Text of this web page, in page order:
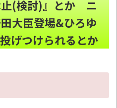
カルディで売っているコ
“一瞬怖い”と話題にｗｗ
生時の手術室の様子が
ぶっ壊れるｗｗｗｗｗ
止(検討)』とか ニ
大臣登場&ひろゆ
げつけられるとか